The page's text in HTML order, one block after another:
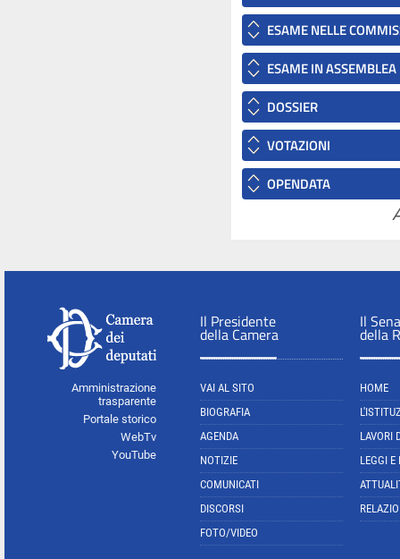
ESAME NELLE
ESAME IN ASSEMBLEA
DOSSIER
VOTAZIONI
OPENDATA
Amministrazione
trasparente
Portale storico
WebTv
YouTube
Il Presidente
della Camera
VAI AL SITO
BIOGRAFIA
AGENDA
NOTIZIE
COMUNICATI
DISCORSI
FOTO/VIDEO
Il
della
HOME
LAVORI
LEGGI E